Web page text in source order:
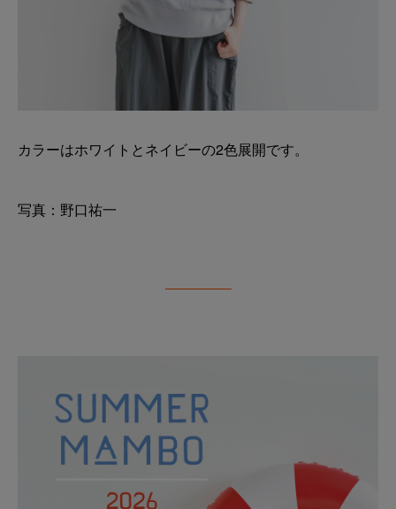
カラーはホワイトとネイビーの2色展開です。
写真：野口祐一